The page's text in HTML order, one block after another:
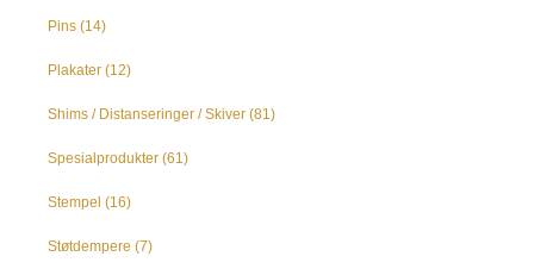
Pins (14)
Plakater (12)
Shims / Distanseringer / Skiver (81)
Spesialprodukter (61)
Stempel (16)
Støtdempere (7)